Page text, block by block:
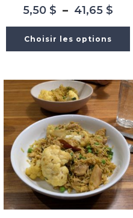
5,50 $ – 41,65 $
Choisir les options